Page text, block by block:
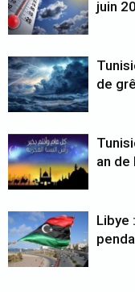
juin
de
an de
Libye